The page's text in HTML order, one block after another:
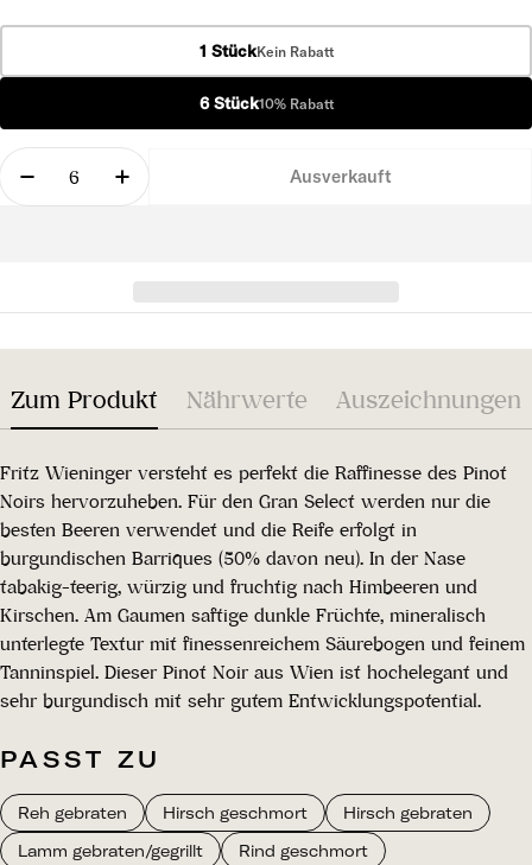
1 StückKein Rabatt
6 Stück10% Rabatt
Menge
Menge für Pinot Noir Grand Select 2019
Menge für Pinot Noir Grand Select 2019
Ausverkauft
Zum Produkt Nährwerte Auszeichnungen
Fritz Wieninger versteht es perfekt die Raffinesse des Pinot
Noirs hervorzuheben. Für den Gran Select werden nur die
besten Beeren verwendet und die Reife erfolgt in
burgundischen Barriques (50% davon neu). In der Nase
tabakig-teerig, würzig und fruchtig nach Himbeeren und
Kirschen. Am Gaumen saftige dunkle Früchte, mineralisch
unterlegte Textur mit finessenreichem Säurebogen und feinem
Tanninspiel. Dieser Pinot Noir aus Wien ist hochelegant und
sehr burgundisch mit sehr gutem Entwicklungspotential.
PASST ZU
Reh gebraten Hirsch geschmort
Hirsch gebraten
Lamm gebraten/gegrillt
Rind geschmort